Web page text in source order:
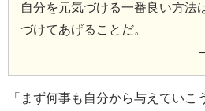
自分を元気づける一番良い方法
づけてあげることだ。
「まず何事も自分から与えていこ